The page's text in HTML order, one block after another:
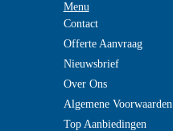
Menu
Contact
Offerte Aanvraag
Nieuwsbrief
Over Ons
Algemene Voorwaarden
Top Aanbiedingen